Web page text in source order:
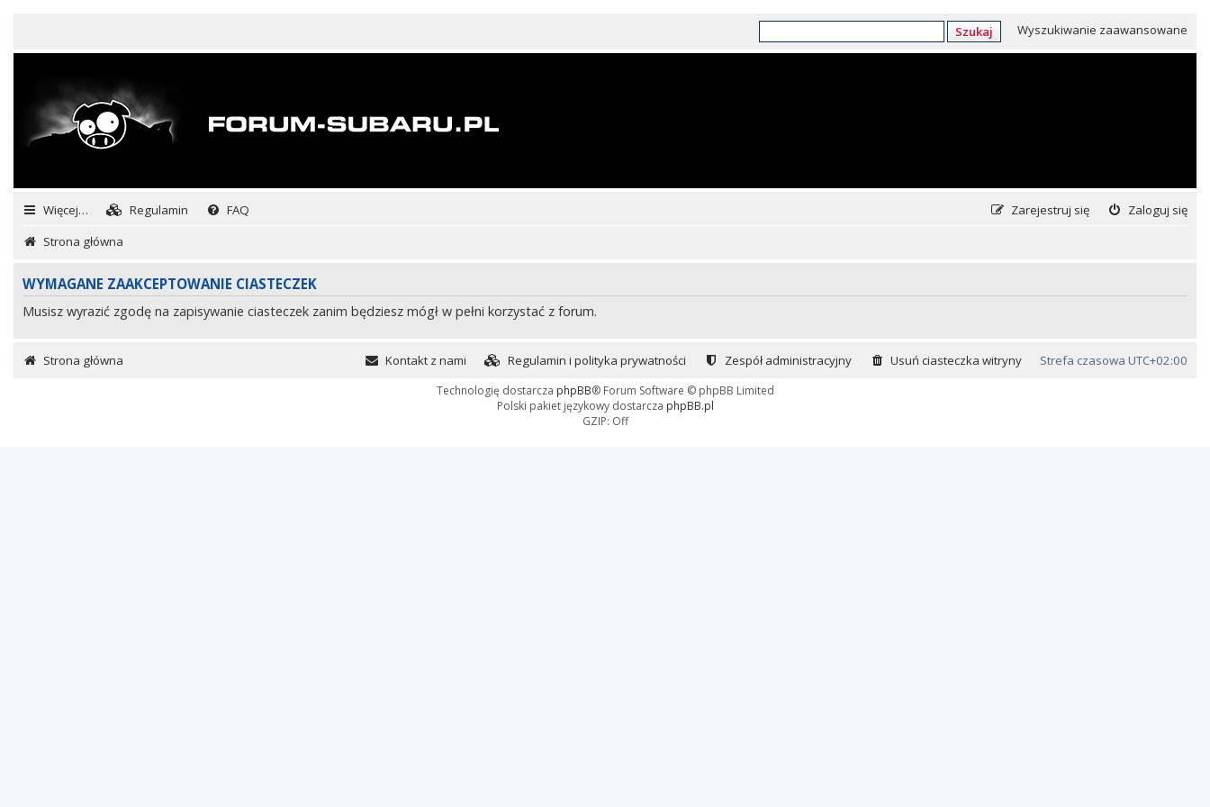
Szukaj Wyszukiwanie zaawansowane
Więcej… Regulamin FAQ Zaloguj się
Zarejestruj się
Strona główna
WYMAGANE ZAAKCEPTOWANIE CIASTECZEK
Musisz wyrazić zgodę na zapisywanie ciasteczek zanim będziesz mógł w pełni korzystać z forum.
Strona główna Strefa czasowa UTC+02:00
Usuń ciasteczka witryny
Zespół administracyjny
Regulamin i polityka prywatności
Kontakt z nami
Technologię dostarcza phpBB® Forum Software © phpBB Limited
Polski pakiet językowy dostarcza phpBB.pl
GZIP: Off